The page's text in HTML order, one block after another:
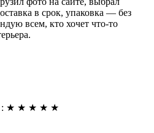
в срок, упаковка — без
всем, кто хочет что-то
: ★ ★ ★ ★ ★